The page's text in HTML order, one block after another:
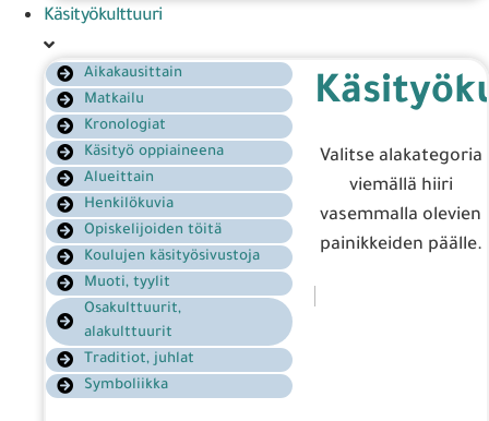
Käsityökulttuuri
Aikakausittain
Matkailu
Kronologiat
Käsityö oppiaineena
Alueittain
Henkilökuvia
Opiskelijoiden töitä
Koulujen käsityösivustoja
Muoti, tyylit
Osakulttuurit,
alakulttuurit
Traditiot, juhlat
Symboliikka
Valitse alakategoria
viemällä hiiri
vasemmalla olevien
painikkeiden päälle.